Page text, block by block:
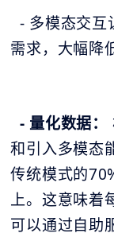
- 多模态交互
需求，大幅降
- 量化数据：
和引入多模态
传统模式的
上。这意味着
可以通过自助